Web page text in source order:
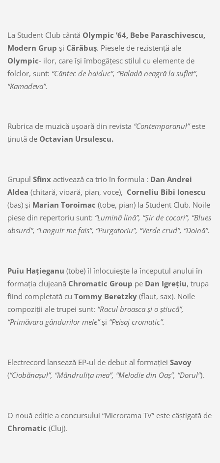
La Student Club cântă Olympic ’64, Bebe Paraschivescu,
Modern Grup şi Cărăbuş. Piesele de rezistenţă ale
Olympic- ilor, care îşi îmbogăţesc stilul cu elemente de
folclor, sunt: “Cântec de haiduc”, “Baladă neagră la suflet”,
“Kamadeva”.
Rubrica de muzică uşoară din revista “Contemporanul”este
ţinută de Octavian Ursulescu.
Grupul Sfinxactivează ca trio în formula : Dan Andrei
Aldea (chitară, vioară, pian, voce), Corneliu Bibi Ionescu
(bas) şi Marian Toroimac (tobe, pian) la Student Club. Noile
piese din repertoriu sunt: “Lumină lină”, “Şir de cocori”, “Blues
absurd”, “Languir me fais”, “Purgatoriu”, “Verde crud”, “Doină”.
Puiu Haţieganu (tobe) îl înlocuieşte la începutul anului în
formaţia clujeană Chromatic Group pe Dan Igreţiu, trupa
fiind completată cu Tommy Beretzky(flaut, sax). Noile
compoziţii ale trupei sunt: “Racul broasca şi o ştiucă”,
“Primăvara gândurilor mele”şi “Peisaj cromatic”.
Electrecord lansează EP-ul de debut al formaţiei Savoy
(“Ciobănaşul”, “Mândruliţa mea”, “Melodie din Oaş”, “Dorul”).
O nouă ediţie a concursului “Microrama TV” este câştigată de
Chromatic (Cluj).